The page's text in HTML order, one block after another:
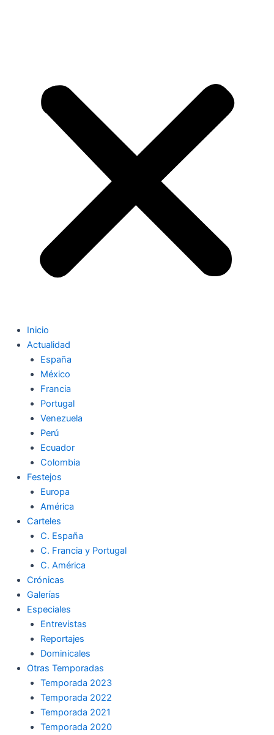
Inicio
Actualidad
España
México
Francia
Portugal
Venezuela
Perú
Ecuador
Colombia
Festejos
Europa
América
Carteles
C. España
C. Francia y Portugal
C. América
Crónicas
Galerías
Especiales
Entrevistas
Reportajes
Dominicales
Otras Temporadas
Temporada 2023
Temporada 2022
Temporada 2021
Temporada 2020